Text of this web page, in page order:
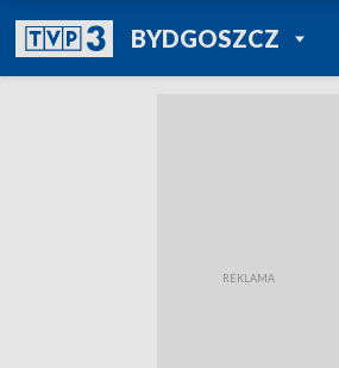
BYDGOSZCZPOWRÓT DO
TVP REGIONY